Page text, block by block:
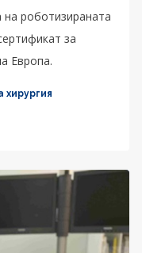
на роботизираната
за
Европа.
хирургия